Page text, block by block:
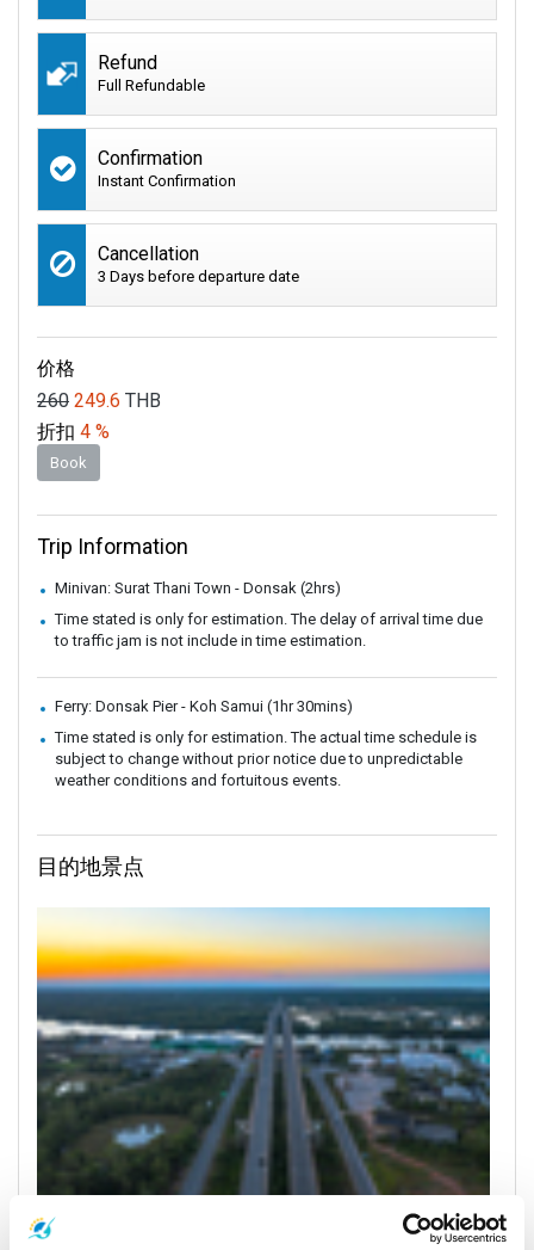
Refund
Full Refundable
Confirmation
Instant Confirmation
Cancellation
3 Days before departure date
价格
260 249.6 THB
折扣 4 %
Book
Trip Information
Minivan: Surat Thani Town - Donsak (2hrs)
Time stated is only for estimation. The delay of arrival time due
to traffic jam is not include in time estimation.
Ferry: Donsak Pier - Koh Samui (1hr 30mins)
Time stated is only for estimation. The actual time schedule is
subject to change without prior notice due to unpredictable
weather conditions and fortuitous events.
目的地景点
Surat Thani Town